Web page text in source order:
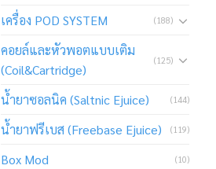
เครื่อง POD SYSTEM (188)
คอยล์และหัวพอตแบบเติม
(Coil&Cartridge)
(125)
น้ำยาซอลนิค (Saltnic Ejuice) (144)
น้ำยาฟรีเบส (Freebase Ejuice) (119)
Box Mod (10)